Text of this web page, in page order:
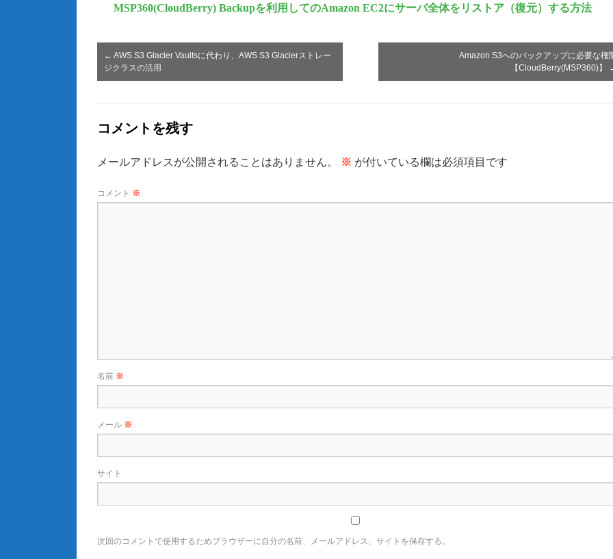
MSP360(CloudBerry) Backupを利用してのAmazon EC2にサーバ全体をリストア（復元）する方法
← AWS S3 Glacier Vaultsに代わり、AWS S3 Glacierストレー
ジクラスの活用
Amazon S3へのバックアップに必要な権
【CloudBerry(MSP360)】
コメントを残す
メールアドレスが公開されることはありません。 ※ が付いている欄は必須項目です
コメント ※
名前 ※
メール ※
サイト
次回のコメントで使用するためブラウザーに自分の名前、メールアドレス、サイトを保存する。